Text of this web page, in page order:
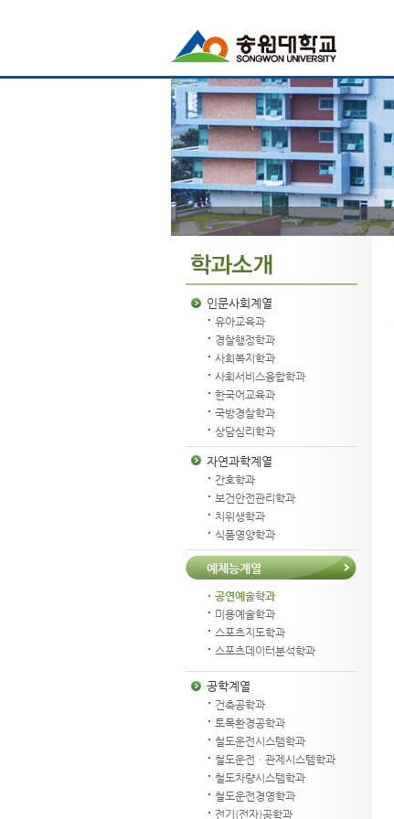
인문사회계열
유아교육과
경찰행정학과
사회복지학과
사회서비스융합학과
한국어교육과
국방경찰학과
상담심리학과
자연과학계열
간호학과
보건안전관리학과
치위생학과
식품영양학과
예체능계열
공연예술학과
미용예술학과
스포츠지도학과
스포츠데이터분석학과
공학계열
건축공학과
토목환경공학과
철도운전시스템학과
철도운전ㆍ관제시스템학과
철도차량시스템학과
철도운전경영학과
전기(전자)공학과